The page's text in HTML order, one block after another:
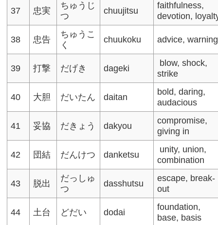
37 忠実
ちゅうじ
つ
chuujitsu
faithfulness,
devotion,
38 忠告
ちゅうこ
く
chuukoku advice, warning​
39 打撃 だげき dageki
blow, shock,
strike
40 大胆 だいたん daitan
bold, daring,
audacious​
41 妥協 だきょう dakyou
compromise,
giving in​
42 団結 だんけつ danketsu
unity, union,
combination
43 脱出
だっしゅ
つ
dasshutsu
escape, break-
out​
44 土台 どだい dodai
foundation,
base, basis​